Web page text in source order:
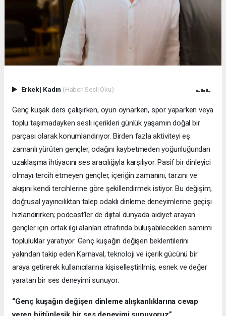
Erkek| Kadın (Haberi Sesli Oku)
Genç kuşak ders çalışırken, oyun oynarken, spor yaparken veya
toplu taşımadayken sesli içerikleri günlük yaşamın doğal bir
parçası olarak konumlandırıyor. Birden fazla aktiviteyi eş
zamanlı yürüten gençler, odağını kaybetmeden yoğunluğundan
uzaklaşma ihtiyacını ses aracılığıyla karşılıyor. Pasif bir dinleyici
olmayı tercih etmeyen gençler, içeriğin zamanını, tarzını ve
akışını kendi tercihlerine göre şekillendirmek istiyor. Bu değişim,
doğrusal yayıncılıktan talep odaklı dinleme deneyimlerine geçişi
hızlandırırken; podcast’ler de dijital dünyada aidiyet arayan
gençler için ortak ilgi alanları etrafında buluşabilecekleri samimi
topluluklar yaratıyor. Genç kuşağın değişen beklentilerini
yakından takip eden Karnaval, teknoloji ve içerik gücünü bir
araya getirerek kullanıcılarına kişiselleştirilmiş, esnek ve değer
yaratan bir ses deneyimi sunuyor.
“Genç kuşağın değişen dinleme alışkanlıklarına cevap